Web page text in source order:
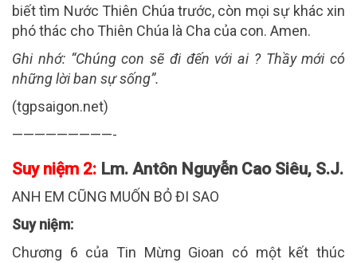
biết tìm Nước Thiên Chúa trước, còn mọi sự khác xin
phó thác cho Thiên Chúa là Cha của con. Amen.
Ghi nhớ: “Chúng con sẽ đi đến với ai ? Thầy mới có
những lời ban sự sống”.
(tgpsaigon.net)
—————————-
Suy niệm 2: Lm. Antôn Nguyễn Cao Siêu, S.J.
ANH EM CŨNG MUỐN BỎ ĐI SAO
Suy niệm:
Chương 6 của Tin Mừng Gioan có một kết thúc